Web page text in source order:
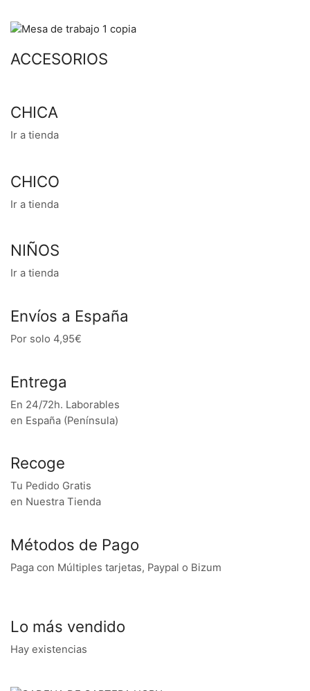
ACCESORIOS
CHICA
Ir a tienda
CHICO
Ir a tienda
NIÑOS
Ir a tienda
Envíos a España
Por solo 4,95€
Entrega
En 24/72h. Laborables
en España (Península)
Recoge
Tu Pedido Gratis
en Nuestra Tienda
Métodos de Pago
Paga con Múltiples tarjetas, Paypal o Bizum
Lo más vendido
Hay existencias